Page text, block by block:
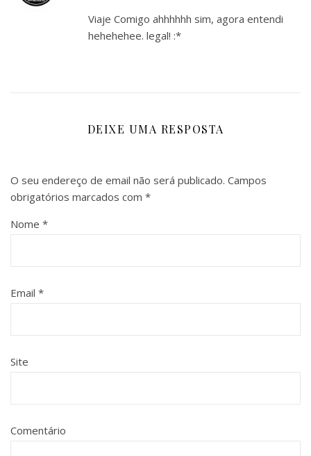
Viaje Comigo ahhhhhh sim, agora entendi
hehehehee. legal! :*
DEIXE UMA RESPOSTA
O seu endereço de email não será publicado. Campos
obrigatórios marcados com *
Nome *
Email *
Site
Comentário